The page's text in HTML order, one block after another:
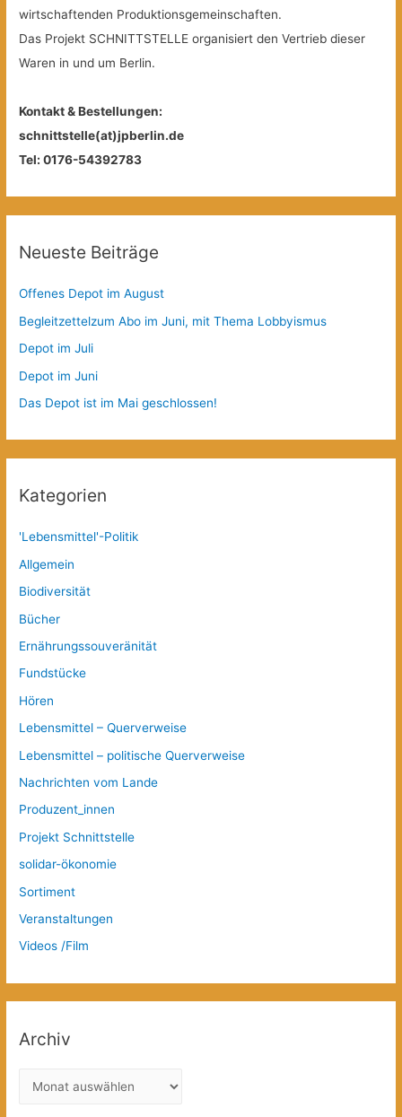
wirtschaftenden Produktionsgemeinschaften.
Das Projekt SCHNITTSTELLE organisiert den Vertrieb dieser
Waren in und um Berlin.
Kontakt & Bestellungen:
schnittstelle(at)jpberlin.de
Tel: 0176-54392783
Neueste Beiträge
Offenes Depot im August
Begleitzettelzum Abo im Juni, mit Thema Lobbyismus
Depot im Juli
Depot im Juni
Das Depot ist im Mai geschlossen!
Kategorien
'Lebensmittel'-Politik
Allgemein
Biodiversität
Bücher
Ernährungssouveränität
Fundstücke
Hören
Lebensmittel – Querverweise
Lebensmittel – politische Querverweise
Nachrichten vom Lande
Produzent_innen
Projekt Schnittstelle
solidar-ökonomie
Sortiment
Veranstaltungen
Videos /Film
Archiv